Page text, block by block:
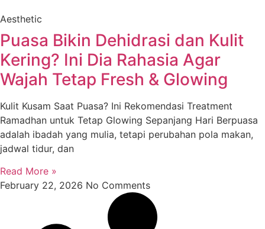
Aesthetic
Puasa Bikin Dehidrasi dan Kulit
Kering? Ini Dia Rahasia Agar
Wajah Tetap Fresh & Glowing
Kulit Kusam Saat Puasa? Ini Rekomendasi Treatment
Ramadhan untuk Tetap Glowing Sepanjang Hari Berpuasa
adalah ibadah yang mulia, tetapi perubahan pola makan,
jadwal tidur, dan
Read More »
February 22, 2026 No Comments